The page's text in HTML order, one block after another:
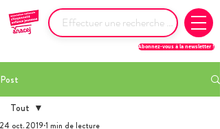
Abonnez-vous à la newsletter !
Post
Tout
24 oct. 20191 min de lecture